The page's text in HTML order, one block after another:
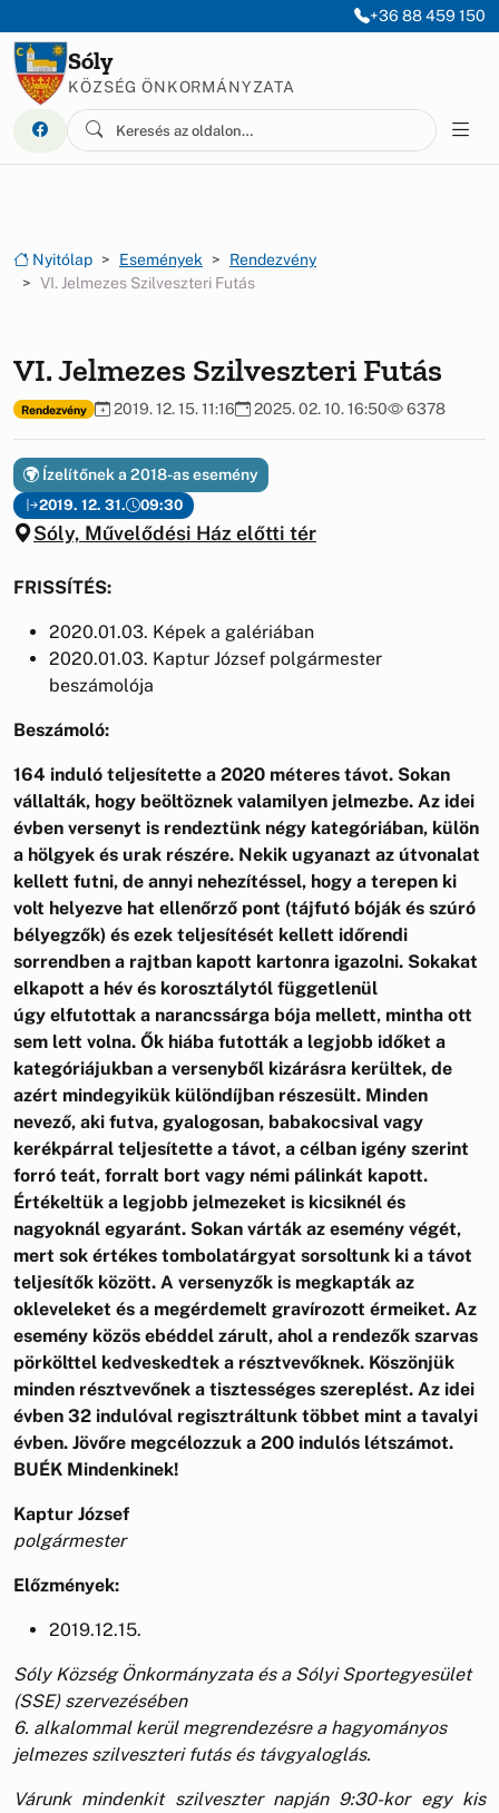
+36 88 459 150
Sóly
KÖZSÉG ÖNKORMÁNYZATA
Nyitólap Események
Rendezvény
VI. Jelmezes Szilveszteri Futás
VI. Jelmezes Szilveszteri Futás
Rendezvény 2019. 12. 15. 11:16 2025. 02. 10. 16:50 6378
2019. 12. 31. 09:30
Sóly, Művelődési Ház előtti tér
Ízelítőnek a 2018-as esemény
FRISSÍTÉS:
2020.01.03. Képek a galériában
2020.01.03. Kaptur József polgármester
beszámolója
Beszámoló:
164 induló teljesítette a 2020 méteres távot. Sokan
vállalták, hogy beöltöznek valamilyen jelmezbe. Az idei
évben versenyt is rendeztünk négy kategóriában, külön
a hölgyek és urak részére. Nekik ugyanazt az útvonalat
kellett futni, de annyi nehezítéssel, hogy a terepen ki
volt helyezve hat ellenőrző pont (tájfutó bóják és szúró
bélyegzők) és ezek teljesítését kellett időrendi
sorrendben a rajtban kapott kartonra igazolni. Sokakat
elkapott a hév és korosztálytól függetlenül
úgy elfutottak a narancssárga bója mellett, mintha ott
sem lett volna. Ők hiába futották a legjobb időket a
kategóriájukban a versenyből kizárásra kerültek, de
azért mindegyikük különdíjban részesült. Minden
nevező, aki futva, gyalogosan, babakocsival vagy
kerékpárral teljesítette a távot, a célban igény szerint
forró teát, forralt bort vagy némi pálinkát kapott.
Értékeltük a legjobb jelmezeket is kicsiknél és
nagyoknál egyaránt. Sokan várták az esemény végét,
mert sok értékes tombolatárgyat sorsoltunk ki a távot
teljesítők között. A versenyzők is megkapták az
okleveleket és a megérdemelt gravírozott érmeiket. Az
esemény közös ebéddel zárult, ahol a rendezők szarvas
pörkölttel kedveskedtek a résztvevőknek. Köszönjük
minden résztvevőnek a tisztességes szereplést. Az idei
évben 32 indulóval regisztráltunk többet mint a tavalyi
évben. Jövőre megcélozzuk a 200 indulós létszámot.
BUÉK Mindenkinek!
Kaptur József
polgármester
Előzmények:
2019.12.15.
Sóly Község Önkormányzata és a Sólyi Sportegyesület
(SSE) szervezésében
6. alkalommal kerül megrendezésre a hagyományos
jelmezes szilveszteri futás és távgyaloglás.
Várunk mindenkit szilveszter napján 9:30-kor egy kis